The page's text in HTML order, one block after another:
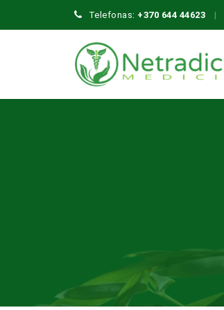
Telefonas: +370 644 44623